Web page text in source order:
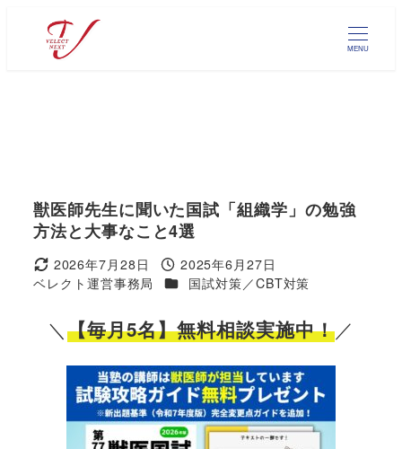
MENU
獣医師先生に聞いた国試「組織学」の勉強
方法と大事なこと4選
更新日2026年7月28日 投稿日2025年6月27日
著
ベレクト運営事務局 カテゴリー
国試対策／CBT対策
＼【毎月5名】無料相談実施中！／